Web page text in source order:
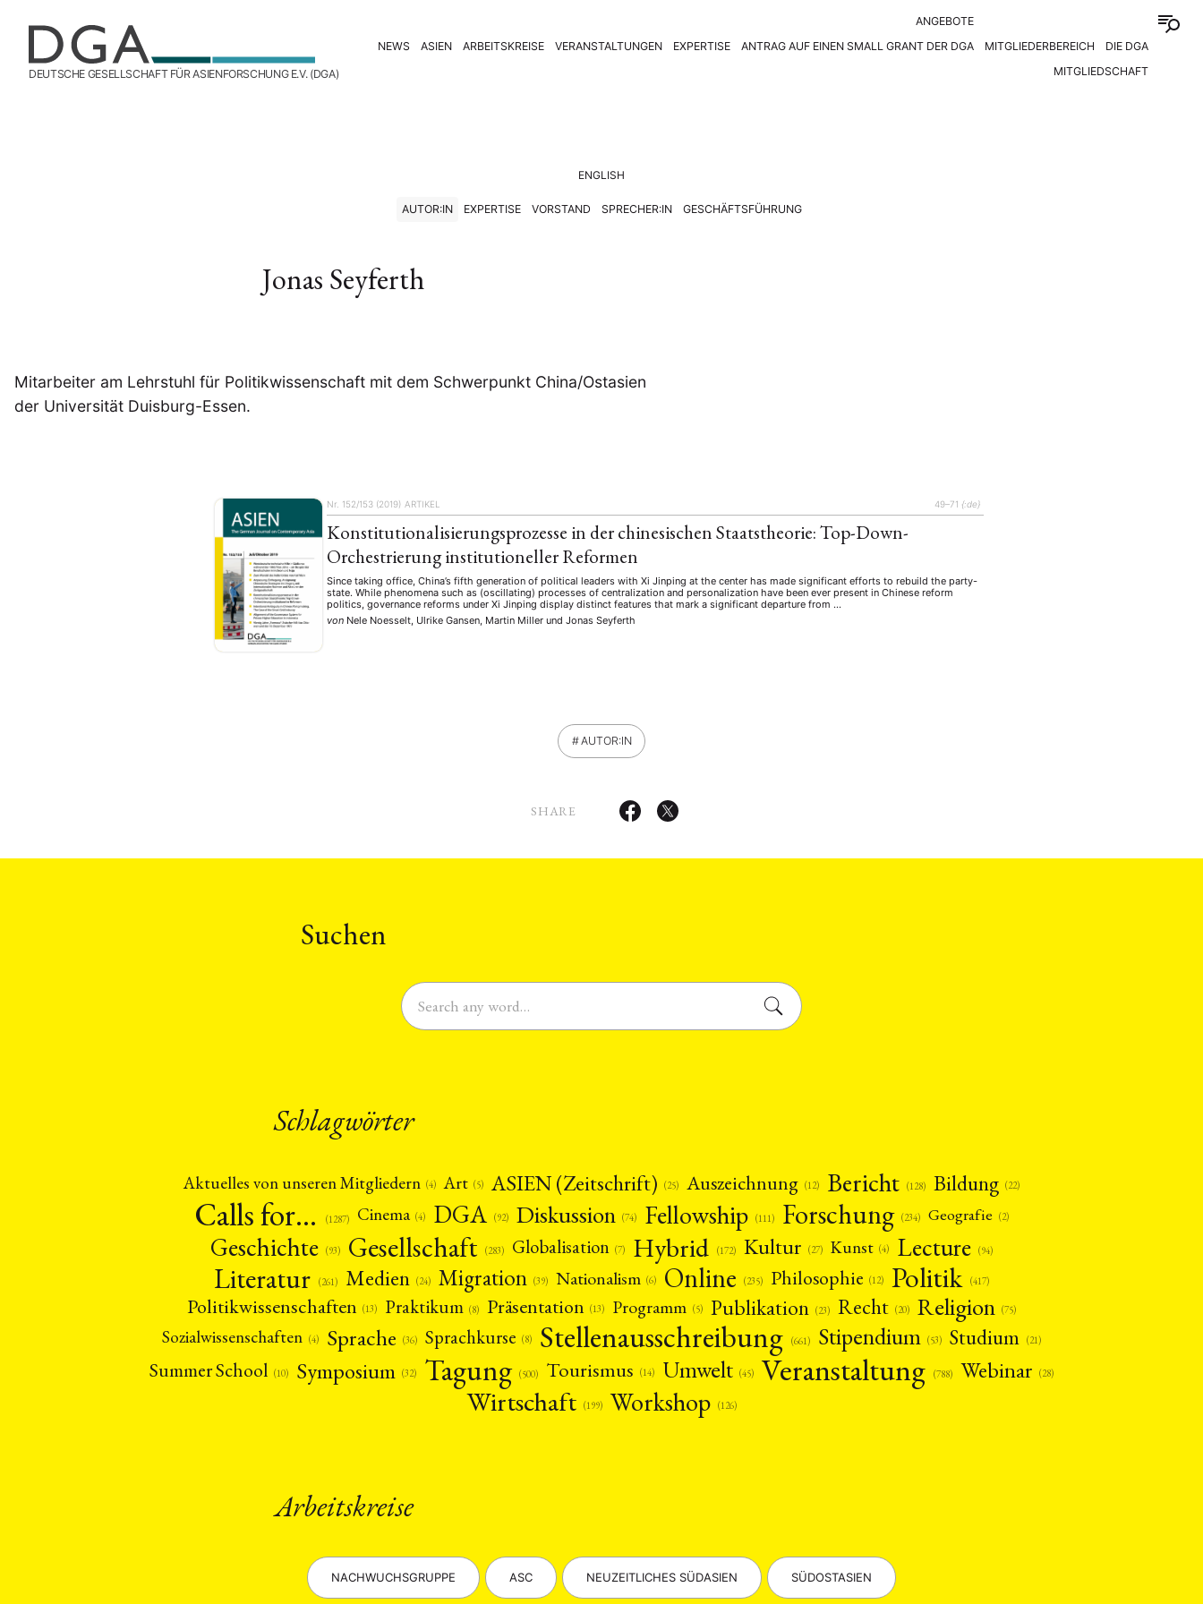
DEUTSCHE GESELLSCHAFT FÜR ASIENFORSCHUNG E.V. (DGA)
NEWS ASIEN ARBEITSKREISE VERANSTALTUNGEN EXPERTISE
ANGEBOTE
ANTRAG AUF EINEN SMALL GRANT DER DGA
MITGLIEDERBEREICH
DIE DGA
MITGLIEDSCHAFT
Bildung Cinema DGA Fellowship Forschung (234)
Geografie (93) Gesellschaft (283) Hybrid (172) Kultur Kunst
ENGLISH
AUTOR:IN EXPERTISE VORSTAND SPRECHER:IN GESCHÄFTSFÜHRUNG
Jonas Seyferth
Mitarbeiter am Lehrstuhl für Politikwissenschaft mit dem Schwerpunkt China/Ostasien
der Universität Duisburg-Essen.
Nr. 152/153 (2019) ARTIKEL 49–71 {:de}
Konstitutionalisierungsprozesse in der chinesischen Staatstheorie: Top-Down-
Orchestrierung institutioneller Reformen
Since taking office, China’s fifth generation of political leaders with Xi Jinping at the center has made significant efforts to rebuild the party-
state. While phenomena such as (oscillating) processes of centralization and personalization have been ever present in Chinese reform
politics, governance reforms under Xi Jinping display distinct features that mark a significant departure from …
von Nele Noesselt, Ulrike Gansen, Martin Millerund Jonas Seyferth
AUTOR:IN
SHARE
Suchen
Schlagwörter
Aktuelles von unseren Mitgliedern (4) Art (5) ASIEN (Zeitschrift) (25) Auszeichnung (12) Bericht (128) Bildung (22)
Calls for… (1287) Cinema (4) DGA (92) Diskussion (74) Fellowship (111) Forschung (234) Geografie (2)
Geschichte (93) Gesellschaft (283) Globalisation (7) Hybrid (172) Kultur (27) Kunst (4) Lecture (94)
Literatur (261) Medien (24) Migration (39) Nationalism (6) Online (235) Philosophie (12) Politik (417)
Politikwissenschaften (13) Praktikum (8) Präsentation (13) Programm (5) Publikation (23) Recht (20) Religion (75)
Sozialwissenschaften (4) Sprache (36) Sprachkurse (8) Stellenausschreibung (661) Stipendium (53) Studium (21)
Summer School (10) Symposium (32) Tagung (500) Tourismus (14) Umwelt (45) Veranstaltung (788) Webinar (28)
Wirtschaft (199) Workshop (126)
Arbeitskreise
NACHWUCHSGRUPPE ASC NEUZEITLICHES SÜDASIEN SÜDOSTASIEN